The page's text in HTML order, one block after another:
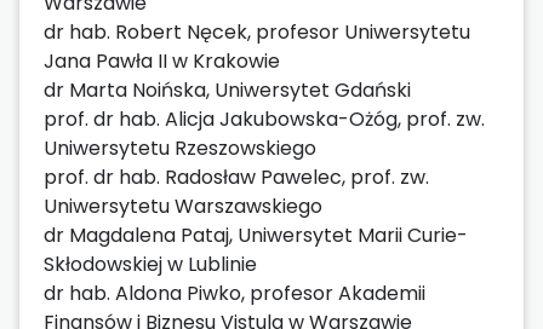
dr hab. Robert Nęcek, profesor Uniwersytetu
Jana Pawła II w Krakowie
dr Marta Noińska, Uniwersytet Gdański
prof. dr hab. Alicja Jakubowska-Ożóg, prof. zw.
Uniwersytetu Rzeszowskiego
prof. dr hab. Radosław Pawelec, prof. zw.
Uniwersytetu Warszawskiego
dr Magdalena Pataj, Uniwersytet Marii Curie-
Skłodowskiej w Lublinie
dr hab. Aldona Piwko, profesor Akademii
Finansów i Biznesu Vistula w Warszawie